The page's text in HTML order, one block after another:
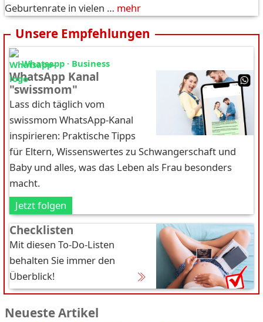
Geburtenrate in vielen … mehr
Unsere Empfehlungen
Whatsapp · Business
WhatsApp Kanal
"swissmom"
Lass dich täglich vom
swissmom WhatsApp-Kanal
inspirieren: Praktische Tipps
für Eltern, Wissenswertes zu Schwangerschaft und
Baby und alles, was das Leben als Frau besonders
macht.
Jetzt folgen
Checklisten
Mit diesen To-Do-Listen
behalten Sie immer den
Überblick!
Neueste Artikel